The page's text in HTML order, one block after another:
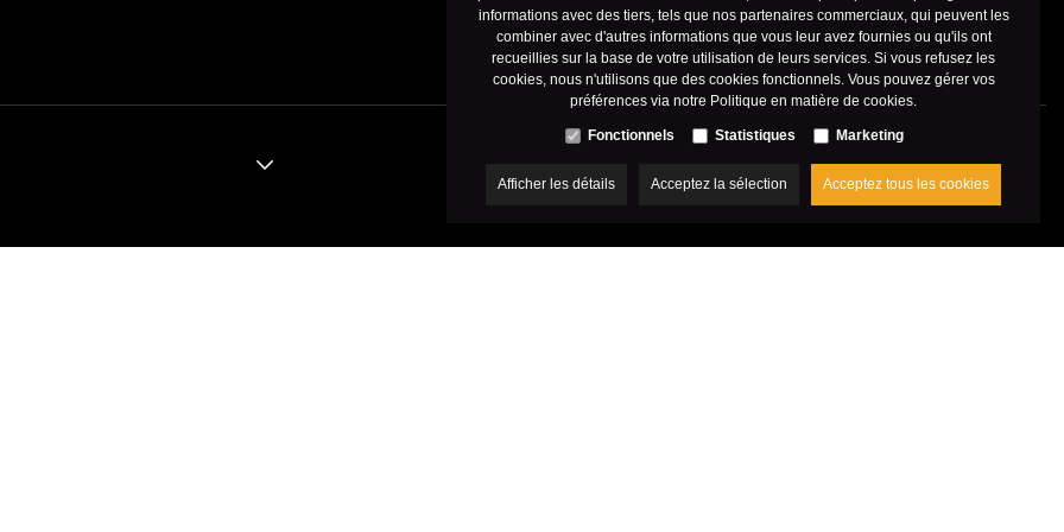
informations avec des tiers, tels que nos partenaires commerciaux, qui peuvent les
combiner avec d'autres informations que vous leur avez fournies ou qu'ils ont
recueillies sur la base de votre utilisation de leurs services. Si vous refusez les
cookies, nous n'utilisons que des cookies fonctionnels. Vous pouvez gérer vos
préférences via notre Politique en matière de cookies.
Fonctionnels Statistiques Marketing
Afficher les détails Acceptez la sélection Acceptez tous les cookies